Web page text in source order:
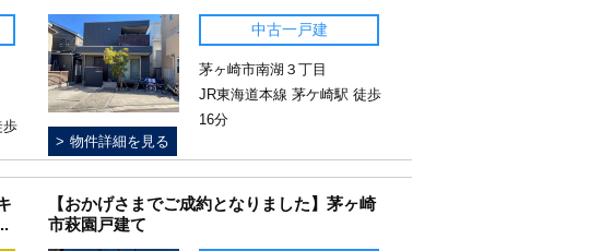
歩
物件詳細を見る
中古一戸建
茅ヶ崎市南湖３丁目
JR東海道本線 茅ケ崎駅 徒歩
16分
【おかげさまでご成約となりました】茅ヶ崎
市萩園戸建て